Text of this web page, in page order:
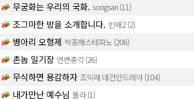
무궁화는 우리의 국화. songsan(11)
조그마한 방을 소개합니다. 빈배2(2)
병아리 오형제 박종해스테파노(206)
촌놈 일기장 연변총각(26)
무식하면 용감하자 조익래 대건안드레아(104)
내가만난 예수님 뚤라(1)